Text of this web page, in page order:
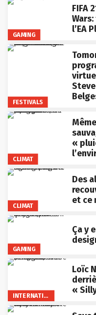
GAMING
FIFA
l’EA
FESTIVALS
CLIMAT
«
CLIMAT
Des
et ce
GAMING
Ça y
INTERNATIONAL
Loïc
«